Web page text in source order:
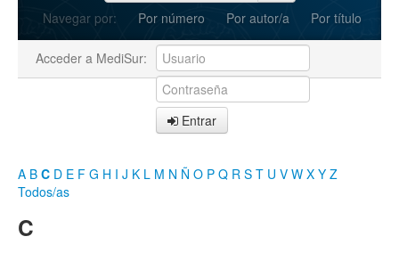
Navegar por: Por número Por autor/a Por título
Acceder a MediSur:
Entrar
A B C D E F G H I J K L M N Ñ O P Q R S T U V W X Y Z
Todos/as
C